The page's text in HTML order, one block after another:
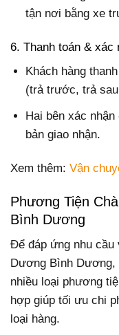
tận nơi bằng xe
6. Thanh toán & xác
Khách hàng
(trả trước, trả
Hai bên xác
bản giao nhận.
Xem thêm: Vận
Phương Tiện
Bình Dương
Để đáp ứng nhu cầu
Dương Bình
nhiều loại phương
hợp giúp tối ưu chi
loại hàng.